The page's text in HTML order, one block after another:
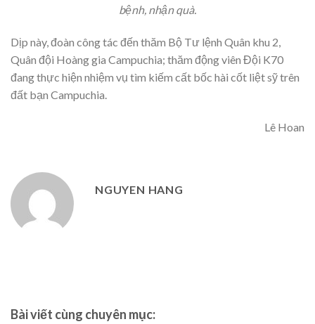
bệnh, nhận quà.
Dịp này, đoàn công tác đến thăm Bộ Tư lệnh Quân khu 2,
Quân đội Hoàng gia Campuchia; thăm động viên Đội K70
đang thực hiện nhiệm vụ tìm kiếm cất bốc hài cốt liệt sỹ trên
đất bạn Campuchia.
Lê Hoan
NGUYEN HANG
Bài viết cùng chuyên mục: